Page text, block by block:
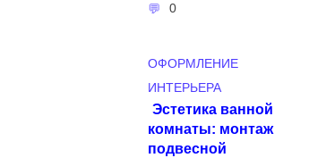
0
ОФОРМЛЕНИЕ
ИНТЕРЬЕРА
Эстетика ванной
комнаты: монтаж
подвесной